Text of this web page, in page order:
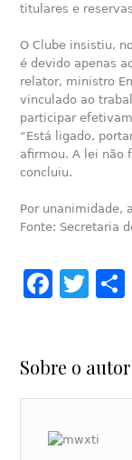
titulares e
O Clube insistiu,
é devido apenas
relator, ministro
vinculado ao
participar
“Está ligado,
afirmou. A lei não
concluiu.
Por unanimidade,
Fonte: Secretaria
Sobre o autor